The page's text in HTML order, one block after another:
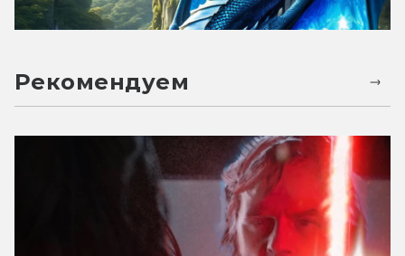
Рекомендуем